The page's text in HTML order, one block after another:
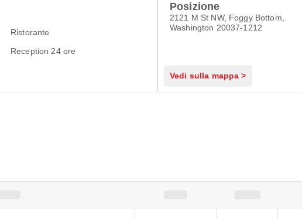
Ristorante
Reception 24 ore
Posizione
2121 M St NW, Foggy Bottom,
Washington 20037-1212
Vedi sulla mappa >